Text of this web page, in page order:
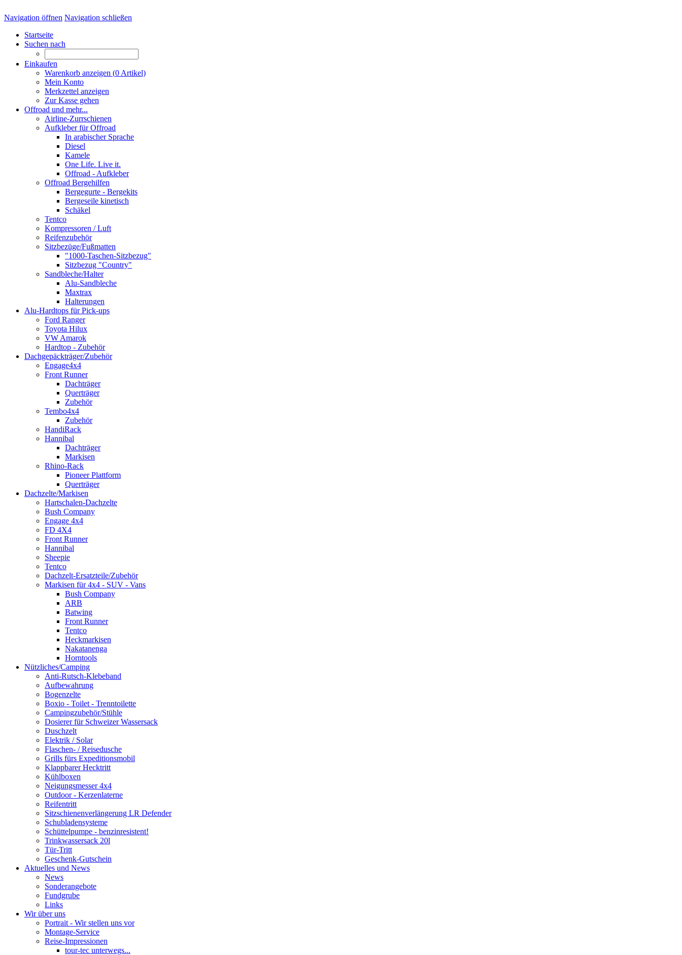
Navigation öffnen Navigation schließen
Startseite
Suchen nach
Einkaufen
Warenkorb anzeigen (0 Artikel)
Mein Konto
Merkzettel anzeigen
Zur Kasse gehen
Offroad und mehr...
Airline-Zurrschienen
Aufkleber für Offroad
In arabischer Sprache
Diesel
Kamele
One Life. Live it.
Offroad - Aufkleber
Offroad Bergehilfen
Bergegurte - Bergekits
Bergeseile kinetisch
Schäkel
Tentco
Kompressoren / Luft
Reifenzubehör
Sitzbezüge/Fußmatten
"1000-Taschen-Sitzbezug"
Sitzbezug "Country"
Sandbleche/Halter
Alu-Sandbleche
Maxtrax
Halterungen
Alu-Hardtops für Pick-ups
Ford Ranger
Toyota Hilux
VW Amarok
Hardtop - Zubehör
Dachgepäckträger/Zubehör
Engage4x4
Front Runner
Dachträger
Querträger
Zubehör
Tembo4x4
Zubehör
HandiRack
Hannibal
Dachträger
Markisen
Rhino-Rack
Pioneer Plattform
Querträger
Dachzelte/Markisen
Hartschalen-Dachzelte
Bush Company
Engage 4x4
FD 4X4
Front Runner
Hannibal
Sheepie
Tentco
Dachzelt-Ersatzteile/Zubehör
Markisen für 4x4 - SUV - Vans
Bush Company
ARB
Batwing
Front Runner
Tentco
Heckmarkisen
Nakatanenga
Horntools
Nützliches/Camping
Anti-Rutsch-Klebeband
Aufbewahrung
Bogenzelte
Boxio - Toilet - Trenntoilette
Campingzubehör/Stühle
Dosierer für Schweizer Wassersack
Duschzelt
Elektrik / Solar
Flaschen- / Reisedusche
Grills fürs Expeditionsmobil
Klappbarer Hecktritt
Kühlboxen
Neigungsmesser 4x4
Outdoor - Kerzenlaterne
Reifentritt
Sitzschienenverlängerung LR Defender
Schubladensysteme
Schüttelpumpe - benzinresistent!
Trinkwassersack 20l
Tür-Tritt
Geschenk-Gutschein
Aktuelles und News
News
Sonderangebote
Fundgrube
Links
Wir über uns
Portrait - Wir stellen uns vor
Montage-Service
Reise-Impressionen
tour-tec unterwegs...